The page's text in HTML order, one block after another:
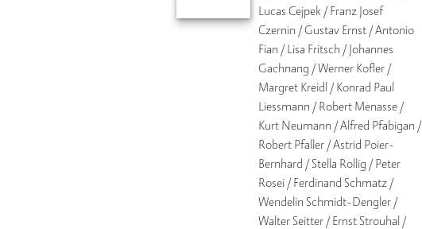
Lucas Cejpek / Franz Josef
Czernin / Gustav Ernst / Antonio
Fian / Lisa Fritsch / Johannes
Gachnang / Werner Kofler /
Margret Kreidl / Konrad Paul
Liessmann / Robert Menasse /
Kurt Neumann / Alfred Pfabigan /
Robert Pfaller / Astrid Poier-
Bernhard / Stella Rollig / Peter
Rosei / Ferdinand Schmatz /
Wendelin Schmidt-Dengler /
Walter Seitter / Ernst Strouhal /